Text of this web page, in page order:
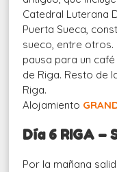
Catedral Luterana
Puerta Sueca,
sueco, entre otros.
pausa para un
de Riga. Resto de
Riga.
Alojamiento
Día 6 RIGA –
Por la mañana